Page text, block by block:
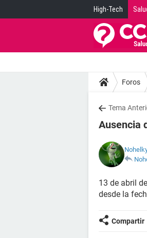
High-Tech
Foros
Tema
Ausencia
13 de abril
desde la
Compartir